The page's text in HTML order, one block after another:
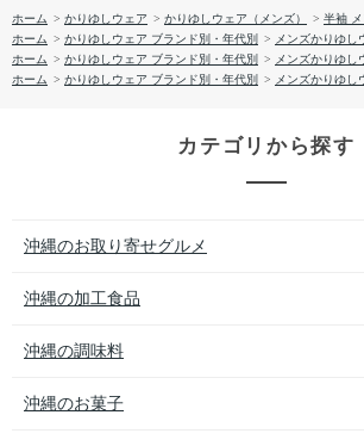
ホーム > かりゆしウェア > かりゆしウェア（メンズ） > 半袖
ホーム > かりゆしウェア ブランド別・年代別 > メンズかりゆし
ホーム > かりゆしウェア ブランド別・年代別 > メンズかりゆし
ホーム > かりゆしウェア ブランド別・年代別 > メンズかりゆし
カテゴリから探す
沖縄のお取り寄せグルメ
沖縄の加工食品
沖縄の調味料
沖縄のお菓子